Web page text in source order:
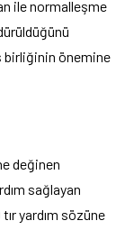
ile normalleşme
birliğinin önemine
değinen
sağlayan
yardım sözüne